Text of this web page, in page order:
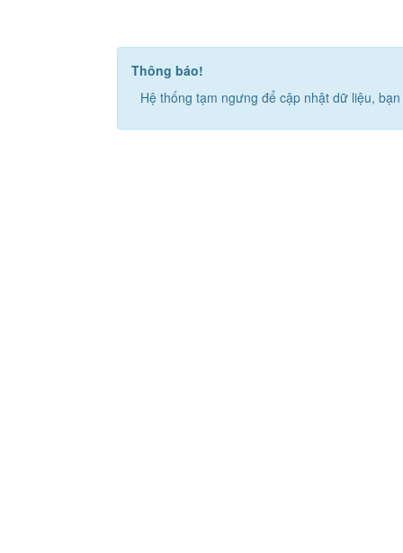
Thông báo!
Hệ thống tạm ngưng để cập nhật dữ liệu,